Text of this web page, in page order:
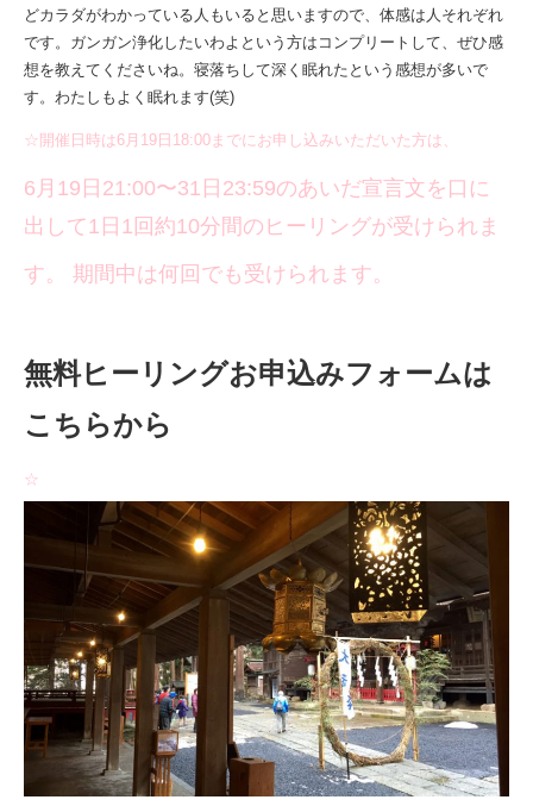
どカラダがわかっている人もいると思いますので、体感は人それぞれ
です。ガンガン浄化したいわよという方はコンプリートして、ぜひ感
想を教えてくださいね。寝落ちして深く眠れたという感想が多いで
す。わたしもよく眠れます(笑)
☆開催日時は6月19日18:00までにお申し込みいただいた方は、
6月19日21:00〜31日23:59のあいだ宣言文を口に
出して1日1回約10分間のヒーリングが受けられま
す。 期間中は何回でも受けられます。
無料ヒーリングお申込みフォームは
こちらから
☆